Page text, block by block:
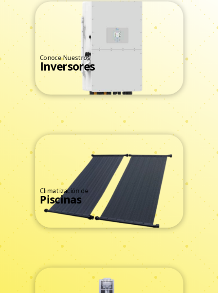
Conoce Nuestros
Inversores
Ver Todos
Climatización de
Piscinas
Ver Todos